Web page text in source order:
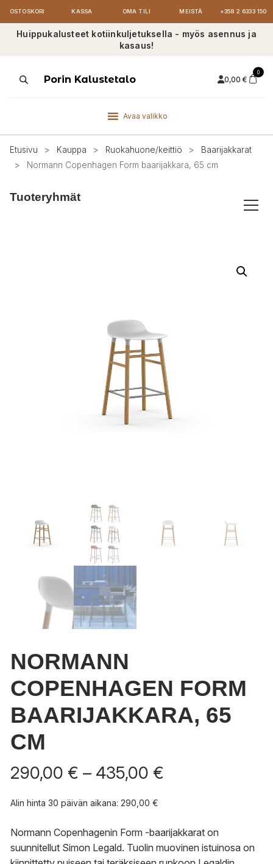
OSTOSKORI KASSA OMA TILI MEISTÄ +358 2 6333 150
Huippukalusteet kotiinkuljetuksella - myös asennus ja
kasaus!
ProductsPorin Kalustetalo 0,00 €
0
Avaa valikko
Etusivu > Kauppa > Ruokahuone/keittiö >
Baarijakkarat
>
Normann Copenhagen Form baarijakkara, 65 cm
Tuoteryhmät
NORMANN
COPENHAGEN FORM
BAARIJAKKARA, 65
CM
290,00 € – 435,00 €
Alin hinta 30 päivän aikana: 290,00 €
Normann Copenhagenin Form -baarijakkarat on
suunnitellut Simon Legald. Tuolin muovinen istuinosa on